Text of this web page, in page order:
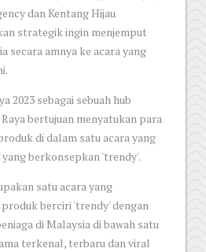
dan Kentang Hijau
strategik ingin menjemput
secara amnya ke acara yang
2023 sebagai sebuah hub
bertujuan menyatukan para
di dalam satu acara yang
berkonsepkan 'trendy'.
satu acara yang
berciri 'trendy' dengan
di Malaysia di bawah satu
terkenal, terbaru dan viral